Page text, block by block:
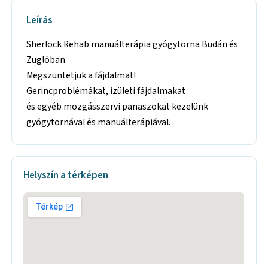
Leírás
Sherlock Rehab manuálterápia gyógytorna Budán és
Zuglóban
Megszüntetjük a fájdalmat!
Gerincproblémákat, ízületi fájdalmakat
és egyéb mozgásszervi panaszokat kezelünk
gyógytornával és manuálterápiával.
Helyszín a térképen